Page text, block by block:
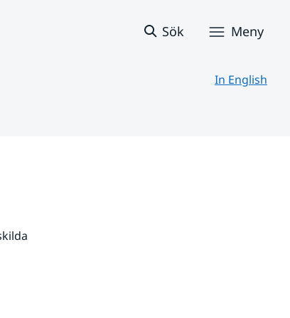
Sök Meny
In English